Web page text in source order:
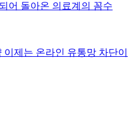
어 돌아온 의료계의 꼼수
제는 온라인 유통망 차단이